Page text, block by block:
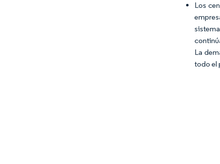
Los
La
todo el